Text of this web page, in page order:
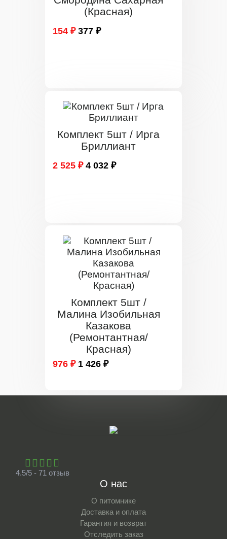
(Красная)
154 ₽ 377 ₽
Комплект 5шт / Ирга
Бриллиант
2 525 ₽ 4 032 ₽
Комплект 5шт /
Малина Изобильная
Казакова
(Ремонтантная/
Красная)
976 ₽ 1 426 ₽
4.5/5 - 71 отзыв
О нас
О питомнике
Доставка и оплата
Гарантия и возврат
Отследить заказ